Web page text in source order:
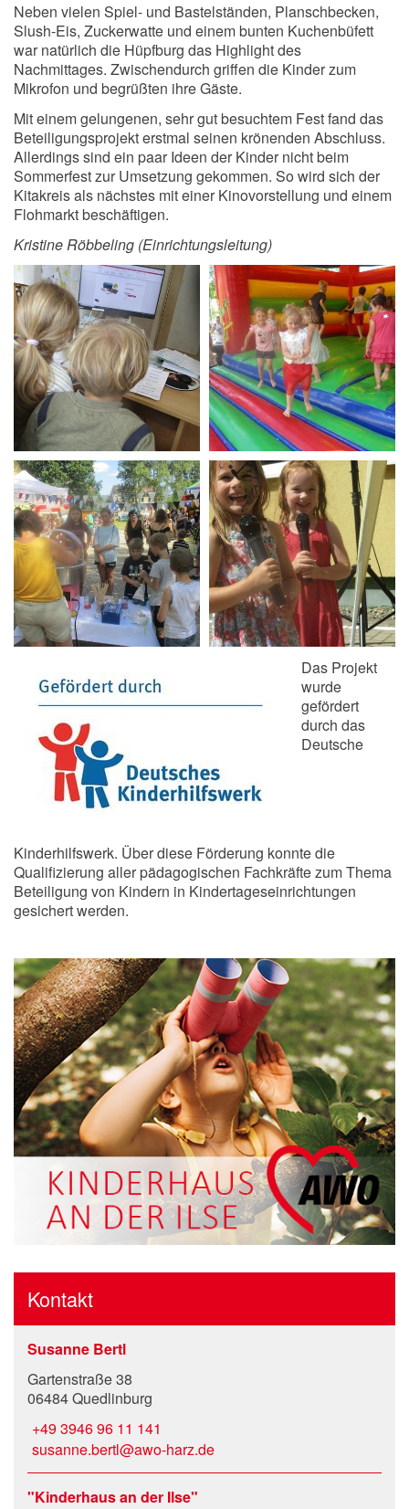
Neben vielen Spiel- und Bastelständen, Planschbecken,
Slush-Eis, Zuckerwatte und einem bunten Kuchenbüfett
war natürlich die Hüpfburg das Highlight des
Nachmittages. Zwischendurch griffen die Kinder zum
Mikrofon und begrüßten ihre Gäste.
Mit einem gelungenen, sehr gut besuchtem Fest fand das
Beteiligungsprojekt erstmal seinen krönenden Abschluss.
Allerdings sind ein paar Ideen der Kinder nicht beim
Sommerfest zur Umsetzung gekommen. So wird sich der
Kitakreis als nächstes mit einer Kinovorstellung und einem
Flohmarkt beschäftigen.
Kristine Röbbeling (Einrichtungsleitung)
Das Projekt
wurde
gefördert
durch das
Deutsche
Kinderhilfswerk. Über diese Förderung konnte die
Qualifizierung aller pädagogischen Fachkräfte zum Thema
Beteiligung von Kindern in Kindertageseinrichtungen
gesichert werden.
Kontakt
Susanne Bertl
Gartenstraße 38
06484 Quedlinburg
+49 3946 96 11 141
susanne.bertl@awo-harz.de
"Kinderhaus an der Ilse"